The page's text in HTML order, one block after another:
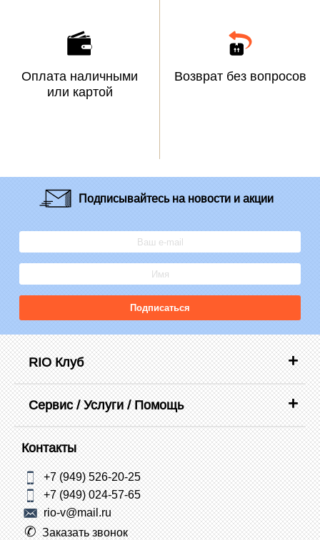
Оплата наличными
или картой
Возврат без вопросов
Подписывайтесьна новости и акции
Подписаться
RIO Клуб
Сервис / Услуги / Помощь
Контакты
+7 (949) 526-20-25
+7 (949) 024-57-65
rio-v@mail.ru
Заказать звонок